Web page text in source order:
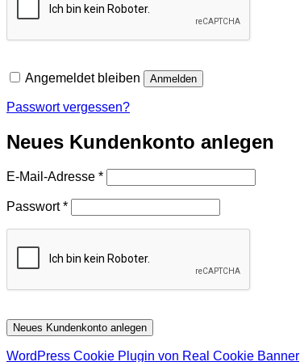
Angemeldet bleiben Anmelden
Passwort vergessen?
Neues Kundenkonto anlegen
E-Mail-Adresse *Erforderlich
Passwort*Erforderlich
Neues Kundenkonto anlegen
WordPress Cookie Plugin von Real Cookie Banner